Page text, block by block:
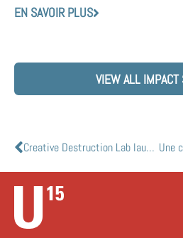
EN SAVOIR PLUS
VIEW ALL IMPACT
Creative Destruction Lab launches COVID  19 lab